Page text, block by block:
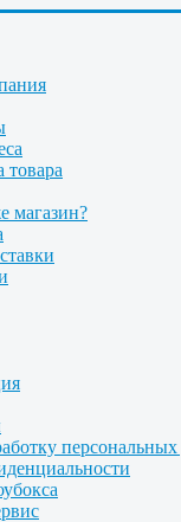
товара
магазин?